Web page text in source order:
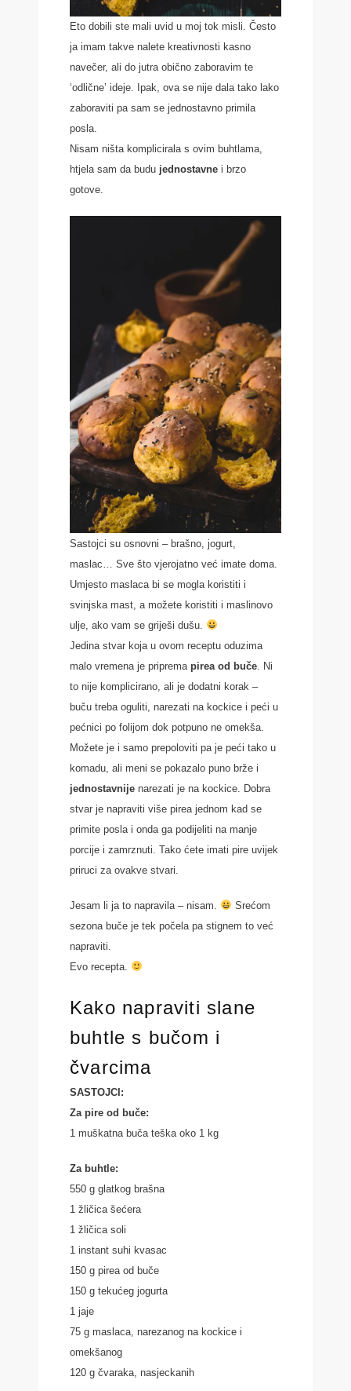
Eto dobili ste mali uvid u moj tok misli. Često
ja imam takve nalete kreativnosti kasno
navečer, ali do jutra obično zaboravim te
‘odlične’ ideje. Ipak, ova se nije dala tako lako
zaboraviti pa sam se jednostavno primila
posla.
Nisam ništa komplicirala s ovim buhtlama,
htjela sam da budu jednostavne i brzo
gotove.
Sastojci su osnovni – brašno, jogurt,
maslac… Sve što vjerojatno već imate doma.
Umjesto maslaca bi se mogla koristiti i
svinjska mast, a možete koristiti i maslinovo
ulje, ako vam se griješi dušu.
Jedina stvar koja u ovom receptu oduzima
malo vremena je priprema pirea od buče . Ni
to nije komplicirano, ali je dodatni korak –
buču treba oguliti, narezati na kockice i peći u
pećnici po folijom dok potpuno ne omekša.
Možete je i samo prepoloviti pa je peći tako u
komadu, ali meni se pokazalo puno brže i
jednostavnije narezati je na kockice. Dobra
stvar je napraviti više pirea jednom kad se
primite posla i onda ga podijeliti na manje
porcije i zamrznuti. Tako ćete imati pire uvijek
priruci za ovakve stvari.
Jesam li ja to napravila – nisam.
Srećom
sezona buče je tek počela pa stignem to već
napraviti.
Evo recepta.
Kako napraviti slane
buhtle s bučom i
čvarcima
SASTOJCI:
Za pire od buče:
1 muškatna buča teška oko 1 kg
Za buhtle:
550 g glatkog brašna
1 žličica šećera
1 žličica soli
1 instant suhi kvasac
150 g pirea od buče
150 g tekućeg jogurta
1 jaje
75 g maslaca, narezanog na kockice i
omekšanog
120 g čvaraka, nasjeckanih